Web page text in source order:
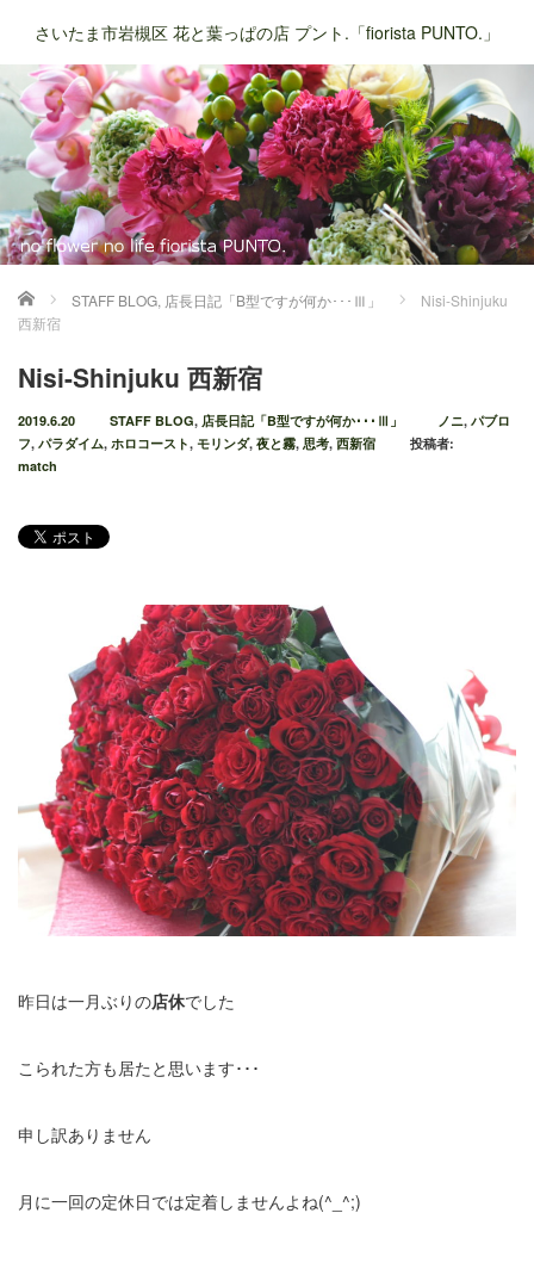
さいたま市岩槻区 花と葉っぱの店 プント.「fiorista PUNTO.」
ホーム STAFF BLOG, 店長日記「B型ですが何か･･･Ⅲ」
Nisi-Shinjuku
西新宿
Nisi-Shinjuku 西新宿
2019.6.20 STAFF BLOG, 店長日記「B型ですが何か･･･Ⅲ」 ノニ, パブロ
フ, パラダイム, ホロコースト, モリンダ, 夜と霧, 思考, 西新宿
投稿者:
match
昨日は一月ぶりの店休でした
こられた方も居たと思います･･･
申し訳ありません
月に一回の定休日では定着しませんよね(^_^;)